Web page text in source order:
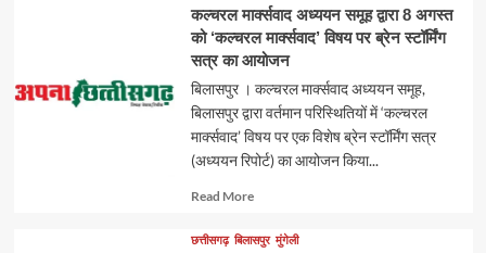
कल्चरल मार्क्सवाद अध्ययन समूह द्वारा 8 अगस्त
को ‘कल्चरल मार्क्सवाद’ विषय पर ब्रेन स्टॉर्मिंग
सत्र का आयोजन
बिलासपुर । कल्चरल मार्क्सवाद अध्ययन समूह,
बिलासपुर द्वारा वर्तमान परिस्थितियों में ‘कल्चरल
मार्क्सवाद’ विषय पर एक विशेष ब्रेन स्टॉर्मिंग सत्र
(अध्ययन रिपोर्ट) का आयोजन किया...
Read MoreRead
about
छत्तीसगढ़ बिलासपुर मुंगेली